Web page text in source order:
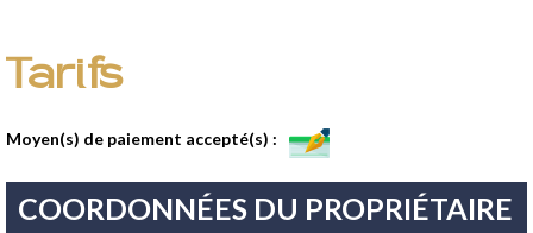
Tarifs
Moyen(s) de paiement accepté(s) :
COORDONNÉES DU PROPRIÉTAIRE